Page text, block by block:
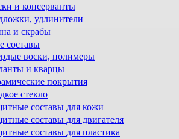
и консерванты
удлинители
и скрабы
составы
воски, полимеры
и кварцы
покрытия
стекло
составы для кожи
составы для двигателя
составы для пластика